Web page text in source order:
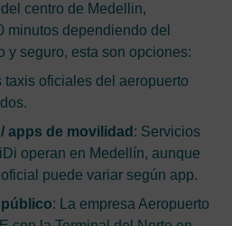
centro de Medellin,
minutos dependiendo del
y seguro, esta son opciones:
taxis oficiales del aeropuerto
apps de movilidad : Servicios
operan en Medellín, aunque
puede variar según app.
: La empresa Aeropuerto